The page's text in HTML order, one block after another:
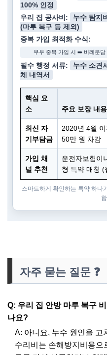
100% 인정
우리 집 공사비:
누수 탐지
(마루 복구 등 제외)
중복 가입 최적화 수식:
부부 중복 가입 시 ➡️ 비례분
필수 행정 서류:
누수 소견
체 내역서
핵심 요
소
주요 보장 내
최신 자
기부담금
2020년 4월
50만 원 차감
가입 채
널 추천
운전자보험이
형 특약 매칭 (
스마트하게 확인하는 특약 하나
자주 묻는 질문 ❓
Q: 우리 집 안방 마루 복구
나요?
A: 아니요, 누수 원인을 고
수리비는 손해방지비용으